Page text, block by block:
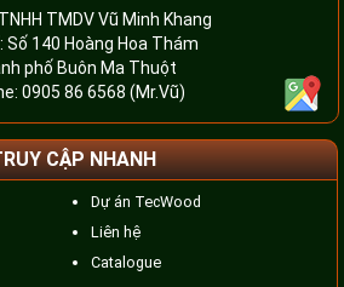
TMDV Vũ Minh Khang
Số 140 Hoàng Hoa Thám
phố Buôn Ma Thuột
0905 86 6568 (Mr.Vũ)
CẬP NHANH
Dự án TecWood
Liên hệ
Catalogue